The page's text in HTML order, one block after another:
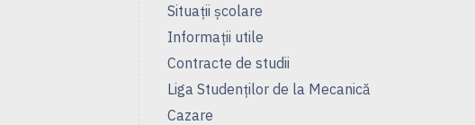
Situații școlare
Informații utile
Contracte de studii
Liga Studenţilor de la Mecanică
Cazare